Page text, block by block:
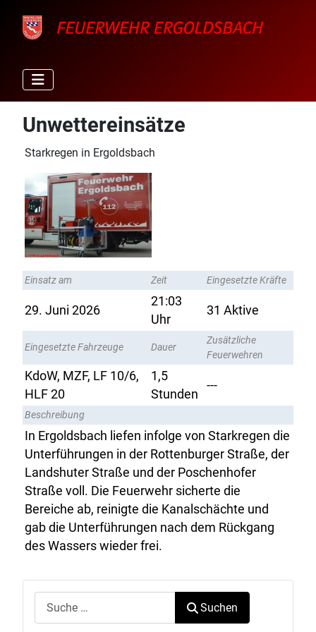
Unwettereinsätze
Starkregen in Ergoldsbach
Einsatz am Zeit Eingesetzte Kräfte
29. Juni 2026
21:03
Uhr
31 Aktive
Eingesetzte Fahrzeuge Dauer
Zusätzliche
Feuerwehren
KdoW, MZF, LF 10/6,
HLF 20
1,5
Stunden
---
Beschreibung
In Ergoldsbach liefen infolge von Starkregen die
Unterführungen in der Rottenburger Straße, der
Landshuter Straße und der Poschenhofer
Straße voll. Die Feuerwehr sicherte die
Bereiche ab, reinigte die Kanalschächte und
gab die Unterführungen nach dem Rückgang
des Wassers wieder frei.
Suchen